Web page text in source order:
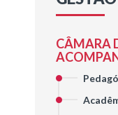
CÂMARA